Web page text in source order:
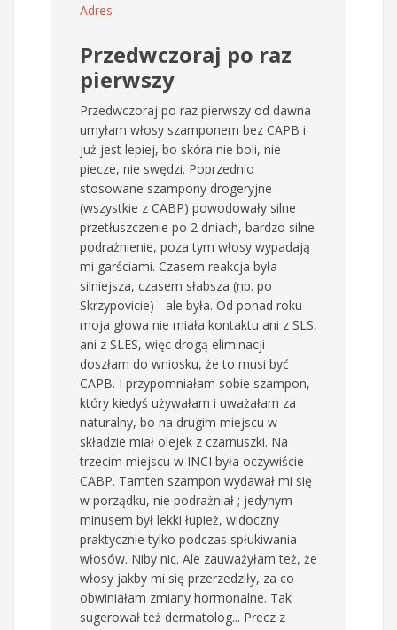
Adres
Przedwczoraj po raz
pierwszy
Przedwczoraj po raz pierwszy od dawna
umyłam włosy szamponem bez CAPB i
już jest lepiej, bo skóra nie boli, nie
piecze, nie swędzi. Poprzednio
stosowane szampony drogeryjne
(wszystkie z CABP) powodowały silne
przetłuszczenie po 2 dniach, bardzo silne
podrażnienie, poza tym włosy wypadają
mi garściami. Czasem reakcja była
silniejsza, czasem słabsza (np. po
Skrzypovicie) - ale była. Od ponad roku
moja głowa nie miała kontaktu ani z SLS,
ani z SLES, więc drogą eliminacji
doszłam do wniosku, że to musi być
CAPB. I przypomniałam sobie szampon,
który kiedyś używałam i uważałam za
naturalny, bo na drugim miejscu w
składzie miał olejek z czarnuszki. Na
trzecim miejscu w INCI była oczywiście
CABP. Tamten szampon wydawał mi się
w porządku, nie podrażniał ; jedynym
minusem był lekki łupież, widoczny
praktycznie tylko podczas spłukiwania
włosów. Niby nic. Ale zauważyłam też, że
włosy jakby mi się przerzedziły, za co
obwiniałam zmiany hormonalne. Tak
sugerował też dermatolog... Precz z